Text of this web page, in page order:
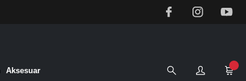
Aksesuar